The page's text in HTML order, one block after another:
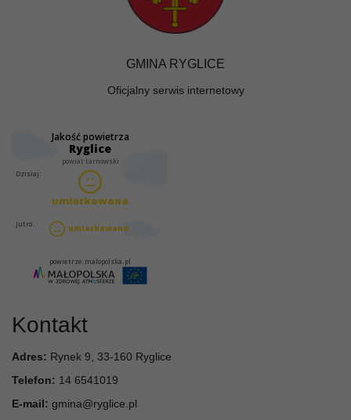
GMINA RYGLICE
Oficjalny serwis internetowy
Kontakt
Adres: Rynek 9, 33-160 Ryglice
Telefon: 14 6541019
E-mail: gmina@ryglice.pl